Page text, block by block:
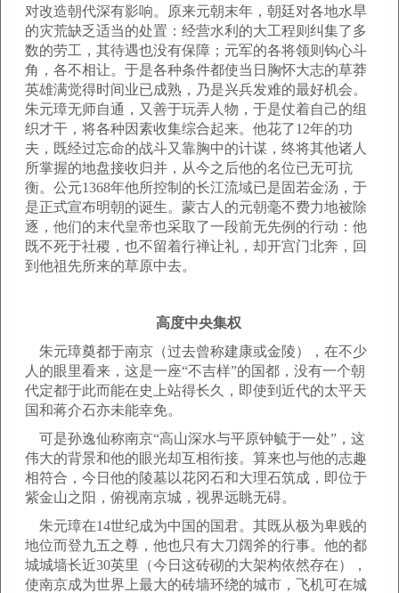
对改造朝代深有影响。原来元朝末年，朝廷对各地水旱
的灾荒缺乏适当的处置：经营水利的大工程则纠集了多
数的劳工，其待遇也没有保障；元军的各将领则钩心斗
角，各不相让。于是各种条件都使当日胸怀大志的草莽
英雄满觉得时间业已成熟，乃是兴兵发难的最好机会。
朱元璋无师自通，又善于玩弄人物，于是仗着自己的组
织才干，将各种因素收集综合起来。他花了12年的功
夫，既经过忘命的战斗又靠胸中的计谋，终将其他诸人
所掌握的地盘接收归并，从今之后他的名位已无可抗
衡。公元1368年他所控制的长江流域已是固若金汤，于
是正式宣布明朝的诞生。蒙古人的元朝毫不费力地被除
逐，他们的末代皇帝也采取了一段前无先例的行动：他
既不死于社稷，也不留着行禅让礼，却开宫门北奔，回
到他祖先所来的草原中去。
高度中央集权
朱元璋奠都于南京（过去曾称建康或金陵），在不少
人的眼里看来，这是一座“不吉样”的国都，没有一个朝
代定都于此而能在史上站得长久，即使到近代的太平天
国和蒋介石亦未能幸免。
可是孙逸仙称南京“高山深水与平原钟毓于一处”，这
伟大的背景和他的眼光却互相衔接。算来也与他的志趣
相符合，今日他的陵墓以花冈石和大理石筑成，即位于
紫金山之阳，俯视南京城，视界远眺无碍。
朱元璋在14世纪成为中国的国君。其既从极为卑贱的
地位而登九五之尊，他也只有大刀阔斧的行事。他的都
城城墙长近30英里（今日这砖砌的大架构依然存在），
使南京成为世界上最大的砖墙环绕的城市，飞机可在城